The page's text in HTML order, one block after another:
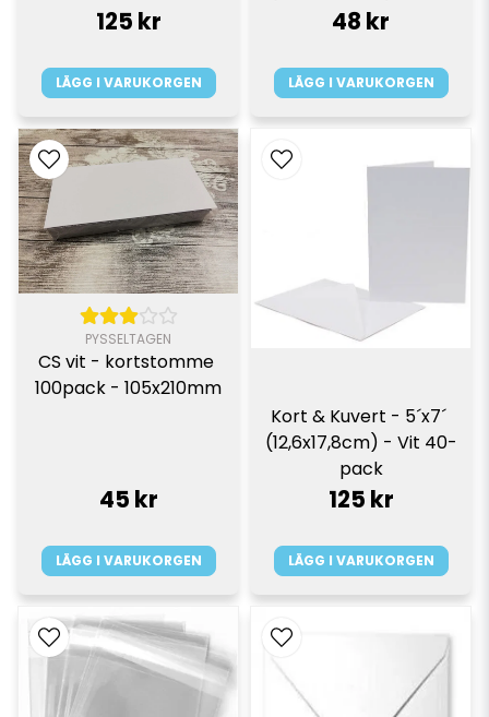
125 kr
LÄGG I VARUKORGEN
48 kr
LÄGG I VARUKORGEN
PYSSELTAGEN
CS vit - kortstomme
100pack - 105x210mm
45 kr
LÄGG I VARUKORGEN
Kort & Kuvert - 5´x7´
(12,6x17,8cm) - Vit 40-
pack
125 kr
LÄGG I VARUKORGEN